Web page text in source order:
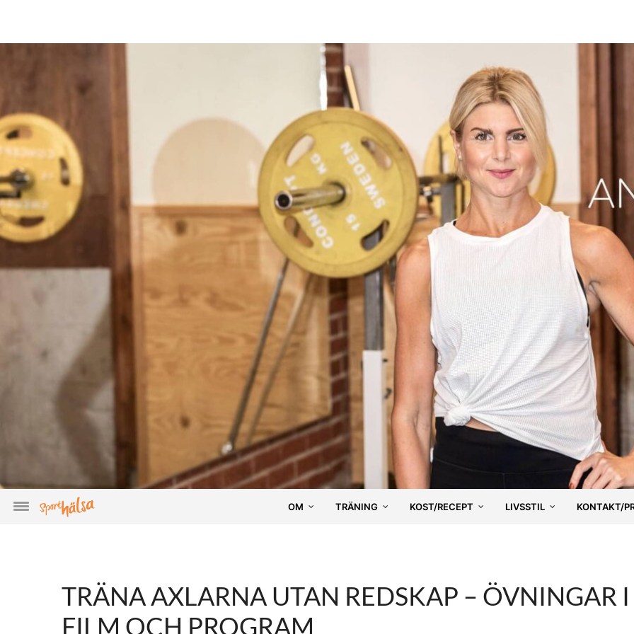
OM TRÄNING KOST/RECEPT LIVSSTIL KONTAKT/
TRÄNA AXLARNA UTAN REDSKAP – ÖVNINGAR I
FILM OCH PROGRAM